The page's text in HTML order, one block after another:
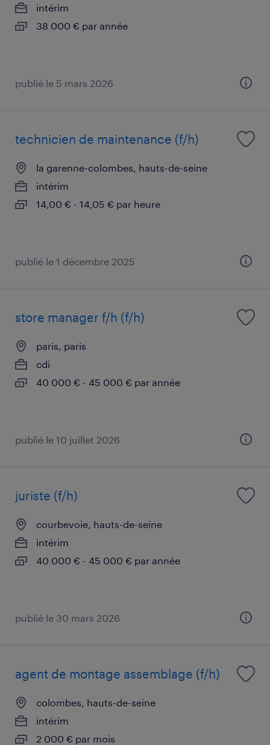
intérim
38 000 € par année
publié le 5 mars 2026
technicien de maintenance (f/h)
la garenne-colombes, hauts-de-seine
intérim
14,00 € - 14,05 € par heure
publié le 1 décembre 2025
store manager f/h (f/h)
paris, paris
cdi
40 000 € - 45 000 € par année
publié le 10 juillet 2026
juriste (f/h)
courbevoie, hauts-de-seine
intérim
40 000 € - 45 000 € par année
publié le 30 mars 2026
agent de montage assemblage (f/h)
colombes, hauts-de-seine
intérim
2 000 € par mois